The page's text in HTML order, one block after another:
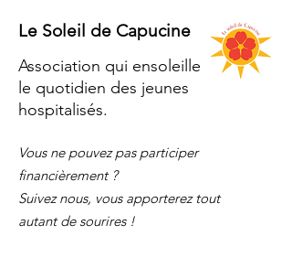
Le Soleil de Capucine
Association qui ensoleille
le quotidien des jeunes
hospitalisés.
Vous ne pouvez pas participer
financièrement ?
Suivez nous, vous apporterez tout
autant de sourires !